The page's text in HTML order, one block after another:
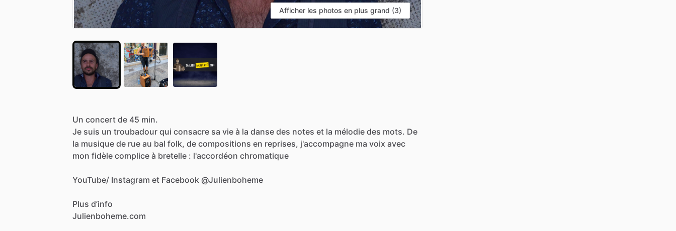
Afficher les photos en plus grand (3)
Un concert de 45 min.
Je suis un troubadour qui consacre sa vie à la danse des notes et la mélodie des mots. De
la musique de rue au bal folk, de compositions en reprises, j'accompagne ma voix avec
mon fidèle complice à bretelle : l'accordéon chromatique
YouTube​/​ Instagram et Facebook @Julienboheme
Plus d’info
Julienboheme.com